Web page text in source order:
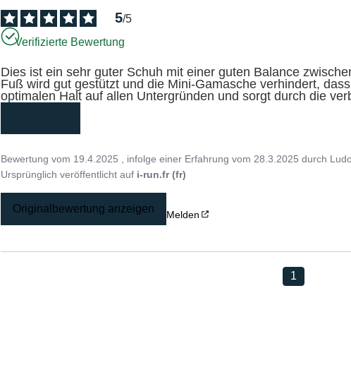
5/5
Verifizierte Bewertung
Dies ist ein sehr guter Schuh mit einer guten Balance
Fuß wird gut gestützt und die Mini-Gamasche verhindert,
optimalen Halt auf allen Untergründen und sorgt durch die
Bewertung vom 19.4.2025 , infolge einer Erfahrung vom28.3.2025 durch
Ursprünglich veröffentlicht auf i-run.fr (fr)
Originalbewertung anzeigen Melden
1